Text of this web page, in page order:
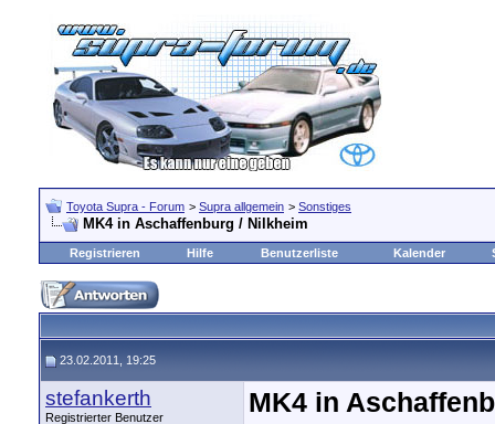
Toyota Supra - Forum > Supra allgemein > Sonstiges
MK4 in Aschaffenburg / Nilkheim
Registrieren Hilfe Benutzerliste Kalender
23.02.2011, 19:25
stefankerth
Registrierter Benutzer MK4 in